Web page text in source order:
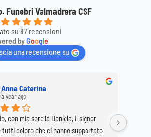
Funebri Valmadrera CSF
su 87 recensioni
byGoogle
una recensione su
Anna Caterina
a year ago
con mia sorella Daniela, il signor
tutti coloro che ci hanno supportato